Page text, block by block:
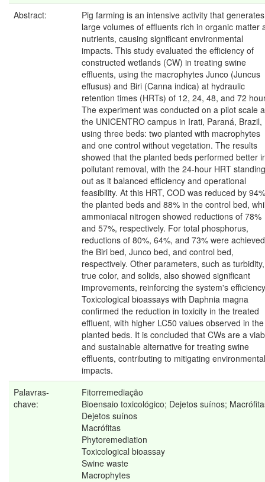
Abstract:
Pig farming is an intensive activity that generates
large volumes of effluents rich in organic matter
nutrients, causing significant environmental
impacts. This study evaluated the efficiency of
constructed wetlands (CW) in treating swine
effluents, using the macrophytes Junco (Juncus
effusus) and Biri (Canna indica) at hydraulic
retention times (HRTs) of 12, 24, 48, and 72
The experiment was conducted on a pilot scale
the UNICENTRO campus in Irati, Paraná, Brazil,
using three beds: two planted with macrophytes
and one control without vegetation. The results
showed that the planted beds performed better
pollutant removal, with the 24-hour HRT standing
out as it balanced efficiency and operational
feasibility. At this HRT, COD was reduced by
the planted beds and 88% in the control bed,
ammoniacal nitrogen showed reductions of 78%
and 57%, respectively. For total phosphorus,
reductions of 80%, 64%, and 73% were
the Biri bed, Junco bed, and control bed,
respectively. Other parameters, such as turbidity,
true color, and solids, also showed significant
improvements, reinforcing the system's
Toxicological bioassays with Daphnia magna
confirmed the reduction in toxicity in the treated
effluent, with higher LC50 values observed in the
planted beds. It is concluded that CWs are a
and sustainable alternative for treating swine
effluents, contributing to mitigating environmental
impacts.
Palavras-
chave:
Fitorremediação
Bioensaio toxicológico; Dejetos suínos;
Dejetos suínos
Macrófitas
Phytoremediation
Toxicological bioassay
Swine waste
Macrophytes